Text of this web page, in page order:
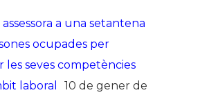
assessora a una setantena
ocupades per
les seves competències
laboral
10 de gener de